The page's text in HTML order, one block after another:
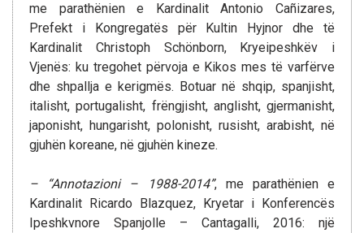
me parathënien e Kardinalit Antonio Cañizares,
Prefekt i Kongregatës për Kultin Hyjnor dhe të
Kardinalit Christoph Schönborn, Kryeipeshkëv i
Vjenës: ku tregohet përvoja e Kikos mes të varfërve
dhe shpallja e kerigmës. Botuar në shqip, spanjisht,
italisht, portugalisht, frëngjisht, anglisht, gjermanisht,
japonisht, hungarisht, polonisht, rusisht, arabisht, në
gjuhën koreane, në gjuhën kineze.
– “Annotazioni – 1988-2014”, me parathënien e
Kardinalit Ricardo Blazquez, Kryetar i Konferencës
Ipeshkvnore Spanjolle – Cantagalli, 2016: një